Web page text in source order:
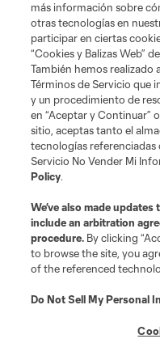
Tienda
Club Sites
Términos de servicio Política
Cookies Settings
©2026 MLS. El nombre y
marcas registradas de League
de los equipos de la MLS están
desautorizado está prohibido.
más información sobre
otras tecnologías en
participar en ciertas
“Cookies y Balizas Web”
También hemos realizado
Términos de Servicio que
y un procedimiento de
en “Aceptar y Continuar”
sitio, aceptas tanto el
tecnologías referenciadas
Servicio No Vender Mi
Policy.
We’ve also made
include an arbitration
procedure. By clicking
to browse the site, you
of the referenced
Do Not Sell My Personal